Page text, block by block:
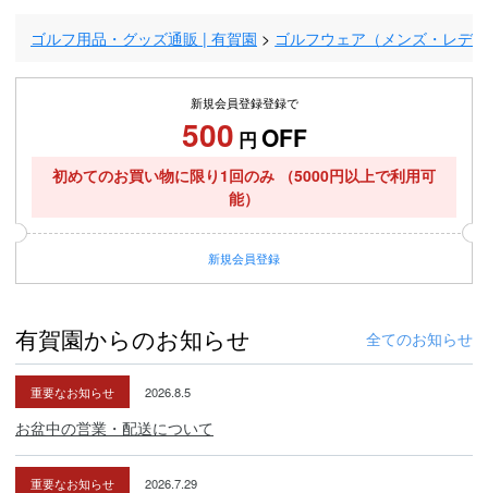
ゴルフ用品・グッズ通販 | 有賀園 ゴルフウェア（メンズ・レデ
新規会員登録登録で
500 円 OFF
初めてのお買い物に限り1回のみ
（5000円以上で利用可
能）
新規会員登録
有賀園からのお知らせ 全てのお知らせ
重要なお知らせ 2026.8.5
お盆中の営業・配送について
重要なお知らせ 2026.7.29